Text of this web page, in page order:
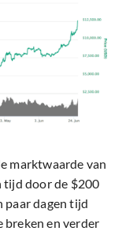
marktwaarde van
tijd door de $200
paar dagen tijd
breken en verder